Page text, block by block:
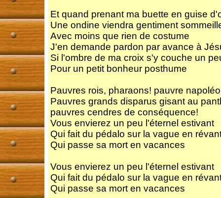
Et quand prenant ma buette en guise
Une ondine viendra gentiment
Avec moins que rien de costume
J'en demande pardon par avance à
Si l'ombre de ma croix s'y couche un
Pour un petit bonheur posthume
Pauvres rois, pharaons! pauvre
Pauvres grands disparus gisant au
pauvres cendres de conséquence!
Vous envierez un peu l'éternel estivant
Qui fait du pédalo sur la vague en
Qui passe sa mort en vacances
Vous envierez un peu l'éternel estivant
Qui fait du pédalo sur la vague en
Qui passe sa mort en vacances